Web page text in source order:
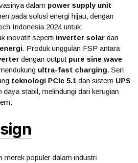
dalam power supply unit
pada solusi energi hijau, dengan
Indonesia 2024 untuk
inovatif seperti inverter solar dan
. Produk unggulan FSP antara
dengan output pure sine wave
ultra-fast charging. Seri
teknologi PCIe 5.1 dan sistem UPS
daya stabil, melindungi dari kerugian
merek populer dalam industri